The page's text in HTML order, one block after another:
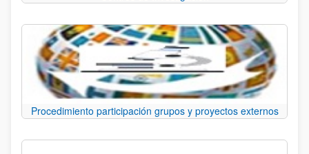
Procedimiento participación grupos y proyectos externos